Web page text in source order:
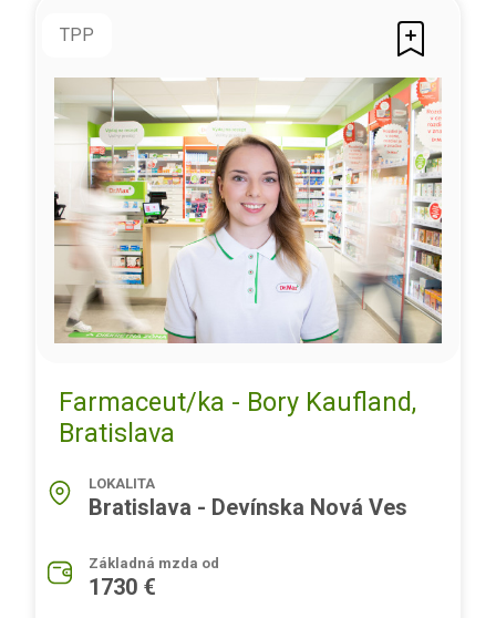
TPP
Farmaceut/ka - Bory Kaufland,
Bratislava
LOKALITA
Bratislava - Devínska Nová Ves
Základná mzda od
1730 €